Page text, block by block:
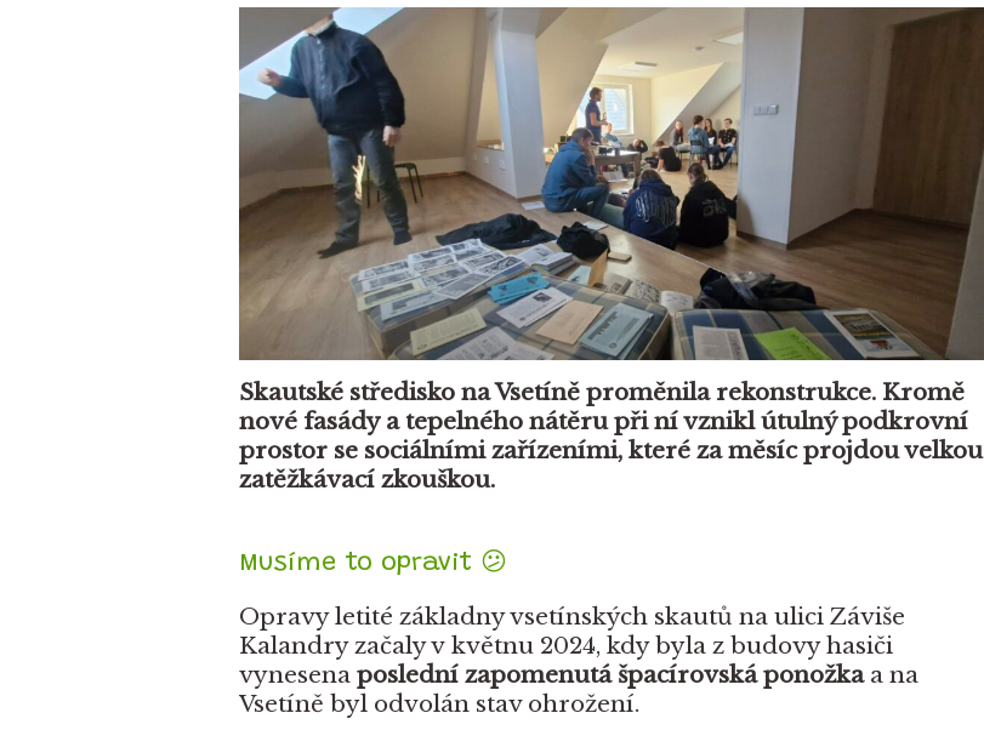
Rekonstrukce!
se
bude
špacírníkům
konečně
lépe
i …
Skautské středisko na Vsetíně proměnila rekonstrukce. Kromě
nové fasády a tepelného nátěru při ní vznikl útulný podkrovní
prostor se sociálními zařízeními, které za měsíc projdou velkou
zatěžkávací zkouškou.
Musíme to opravit 😕
Opravy letité základny vsetínských skautů na ulici Záviše
Kalandry začaly v květnu 2024, kdy byla z budovy hasiči
vynesena poslední zapomenutá špacírovská ponožkaa na
Vsetíně byl odvolán stav ohrožení.